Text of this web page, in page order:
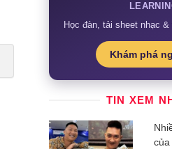
Học đàn, tải sheet nhạc
Khám phá
TIN XEM
của